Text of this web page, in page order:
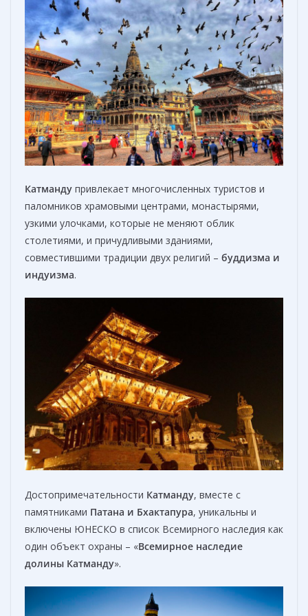
Катманду привлекает многочисленных туристов и
паломников храмовыми центрами, монастырями,
узкими улочками, которые не меняют облик
столетиями, и причудливыми зданиями,
совместившими традиции двух религий – буддизма и
индуизма.
Достопримечательности Катманду, вместе с
памятниками Патана и Бхактапура, уникальны и
включены ЮНЕСКО в список Всемирного наследия как
один объект охраны – «Всемирное наследие
долины Катманду».